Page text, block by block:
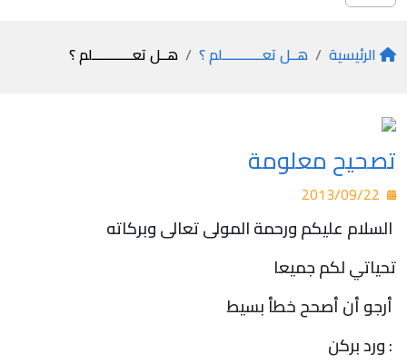
الرئيسية هــل تعـــــــــــلم ؟ هــل تعـــــــــــلم ؟
تصحيح معلومة
السلام عليكم ورحمة المولى تعالى وبركاته
تحياتي لكم جميعا
أرجو أن أصحح خطأ بسيط
ورد بركن: